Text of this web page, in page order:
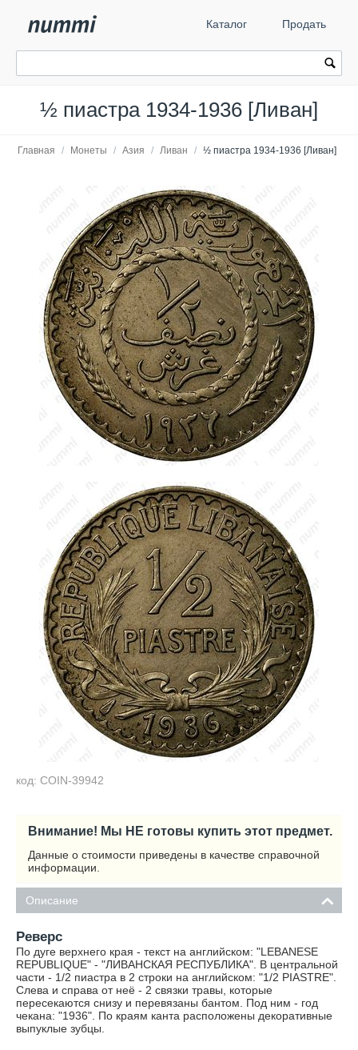
Каталог Продать
½ пиастра 1934-1936 [Ливан]
Главная / Монеты / Азия / Ливан / ½ пиастра 1934-1936 [Ливан]
код: COIN-39942
Внимание! Мы НЕ готовы купить этот предмет.
Данные о стоимости приведены в качестве справочной
информации.
Описание
Реверс
По дуге верхнего края - текст на английском: "LEBANESE
REPUBLIQUE" - "ЛИВАНСКАЯ РЕСПУБЛИКА". В центральной
части - 1/2 пиастра в 2 строки на английском: "1/2 PIASTRE".
Слева и справа от неё - 2 связки травы, которые
пересекаются снизу и перевязаны бантом. Под ним - год
чекана: "1936". По краям канта расположены декоративные
выпуклые зубцы.